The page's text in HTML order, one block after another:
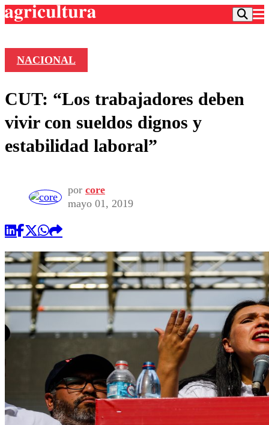
Frecuencias
Agricultura TV
Deportes
Colo Colo
Seleccion Chilena
Torneo Internacional
Universidad de Chile
Entretención
Economía
Internacional
Sustentabilidad
Publicaciones en medios
Opinión
NACIONAL
CUT: “Los trabajadores deben
vivir con sueldos dignos y
estabilidad laboral”
por core
mayo 01, 2019